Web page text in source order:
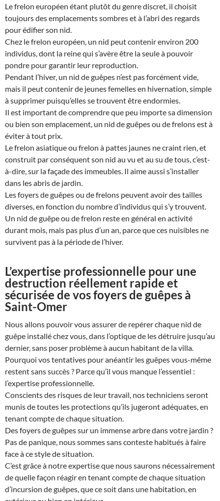
Le frelon européen étant plutôt du genre discret, il choisit
toujours des emplacements sombres et à l’abri des regards
pour édifier son nid.
Chez le frelon européen, un nid peut contenir environ 200
individus, dont la reine qui s’avère être la seule à pouvoir
pondre pour garantir leur reproduction.
Pendant l’hiver, un nid de guêpes n’est pas forcément vide,
mais il peut contenir de jeunes femelles en hivernation, simple
à supprimer puisqu’elles se trouvent être endormies.
Il est important de comprendre que peu importe sa dimension
ou bien son emplacement, un nid de guêpes ou de frelons est à
éviter à tout prix.
Le frelon asiatique ou frelon à pattes jaunes ne craint rien, et
construit par conséquent son nid au vu et au su de tous, c’est-
à-dire, sur la façade des immeubles. Il aime aussi s’installer
dans les abris de jardin.
Les foyers de guêpes ou de frelons peuvent avoir des tailles
diverses, en fonction du nombre d’individus qui s’y trouvent.
Un nid de guêpe ou de frelon reste en général en activité
durant mois, mais pas plus d’un an, parce que ces nuisibles ne
survivent pas à la période de l’hiver.
L’expertise professionnelle pour une
destruction réellement rapide et
sécurisée de vos foyers de guêpes à
Saint-Omer
Nous allons pouvoir vous assurer de repérer chaque nid de
guêpe installé chez vous, dans l’optique de les détruire jusqu’au
dernier, sans poser problème à aucun habitant de la villa.
Pourquoi vos tentatives pour anéantir les guêpes vous-même
restent sans succès ? Parce qu’il vous manque l’essentiel :
l’expertise professionnelle.
Conscients des risques de leur travail, nos techniciens seront
munis de toutes les protections qu’ils jugeront adéquates, en
tenant compte de chaque situation.
Des foyers de guêpes sur un immense arbre dans votre jardin ?
Pas de panique, nous sommes sans conteste habitués à faire
face à ce style de situation.
C’est grâce à notre expertise que nous saurons nécessairement
de quelle façon réagir en tenant compte de chaque situation
d’incursion de guêpes, que ce soit dans une habitation, en